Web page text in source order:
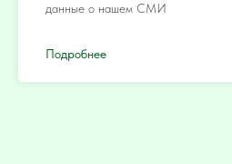
данные о нашем СМИ
Подробнее